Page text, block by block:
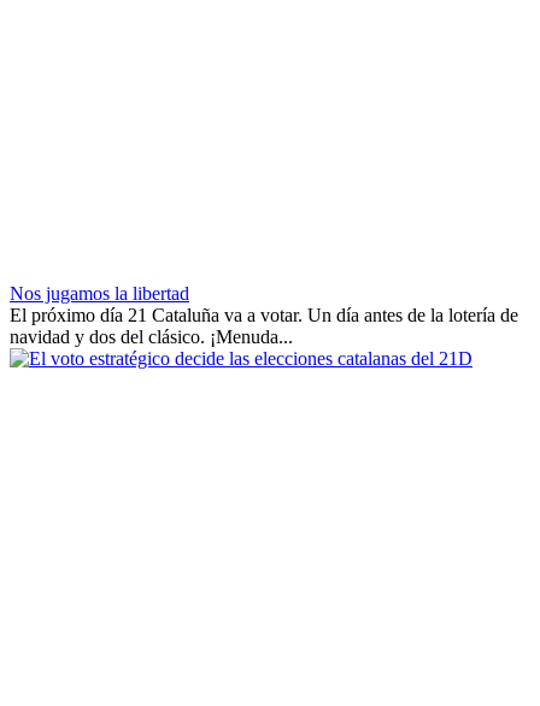
Nos jugamos la libertad
El próximo día 21 Cataluña va a votar. Un día antes de la lotería de
navidad y dos del clásico. ¡Menuda...